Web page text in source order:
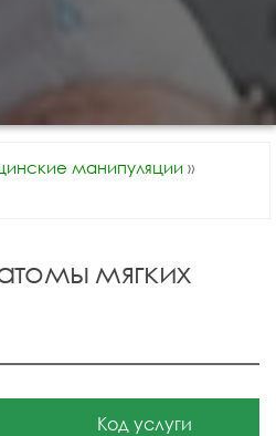
манипуляции »
мягких
Код услуги